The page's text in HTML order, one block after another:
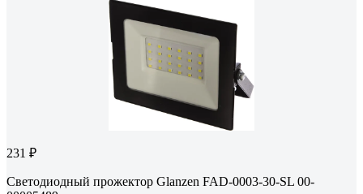
231 ₽
Светодиодный прожектор Glanzen FAD-0003-30-SL 00-